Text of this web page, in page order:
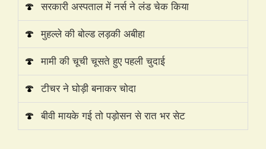
🍄 सरकारी अस्पताल में नर्स ने लंड चेक किया
🍄 मुहल्ले की बोल्ड लड़की अबीहा
🍄 मामी की चूची चूसते हुए पहली चुदाई
🍄 टीचर ने घोड़ी बनाकर चोदा
🍄 बीवी मायके गई तो पड़ोसन से रात भर सेट